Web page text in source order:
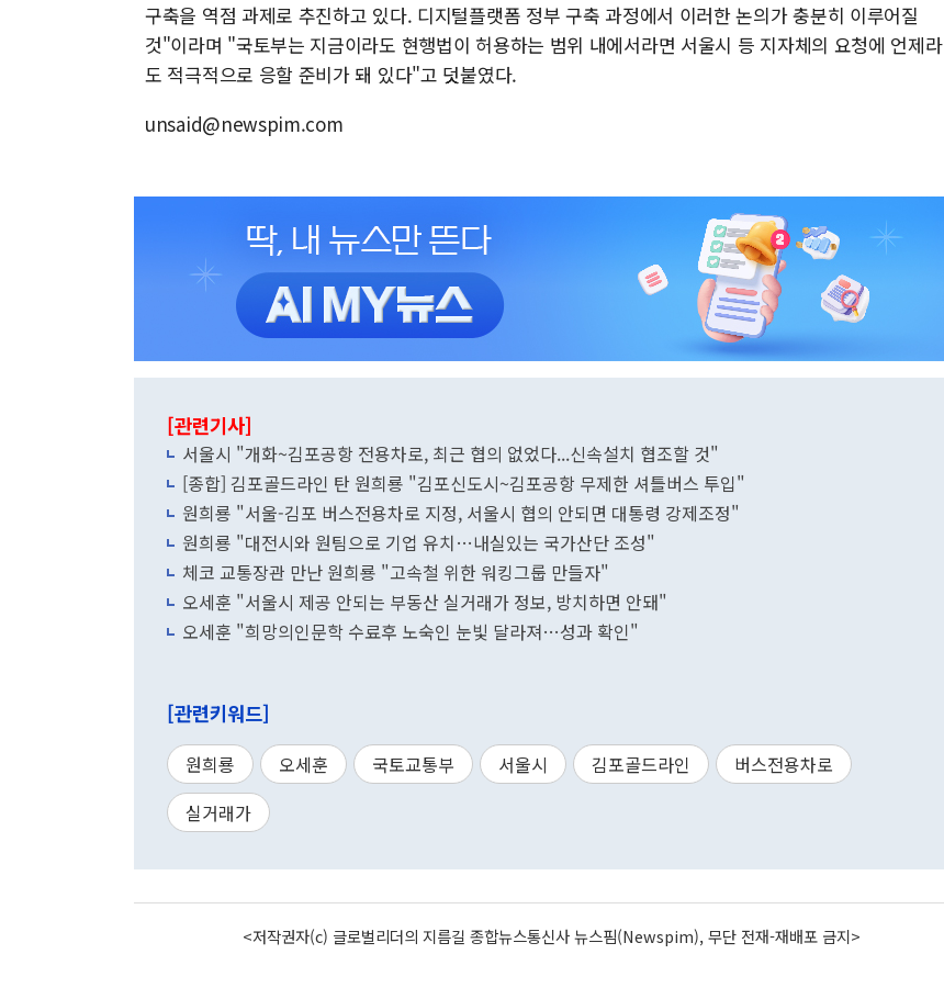
구축을 역점 과제로 추진하고 있다. 디지털플랫폼 정부 구축 과정에서 이러한 논의가 충분히 이루어질
것"이라며 "국토부는 지금이라도 현행법이 허용하는 범위 내에서라면 서울시 등 지자체의 요청에 언제라
도 적극적으로 응할 준비가 돼 있다"고 덧붙였다.
unsaid@newspim.com
[관련기사]
서울시 "개화~김포공항 전용차로, 최근 협의 없었다...신속설치 협조할 것"
[종합] 김포골드라인 탄 원희룡 "김포신도시~김포공항 무제한 셔틀버스 투입"
원희룡 "서울-김포 버스전용차로 지정, 서울시 협의 안되면 대통령 강제조정"
원희룡 "대전시와 원팀으로 기업 유치…내실있는 국가산단 조성"
체코 교통장관 만난 원희룡 "고속철 위한 워킹그룹 만들자"
오세훈 "서울시 제공 안되는 부동산 실거래가 정보, 방치하면 안돼"
오세훈 "희망의인문학 수료후 노숙인 눈빛 달라져…성과 확인"
[관련키워드]
원희룡 오세훈 국토교통부 서울시 김포골드라인
버스전용차로
실거래가
<저작권자(c) 글로벌리더의 지름길 종합뉴스통신사 뉴스핌(Newspim), 무단 전재-재배포 금지>